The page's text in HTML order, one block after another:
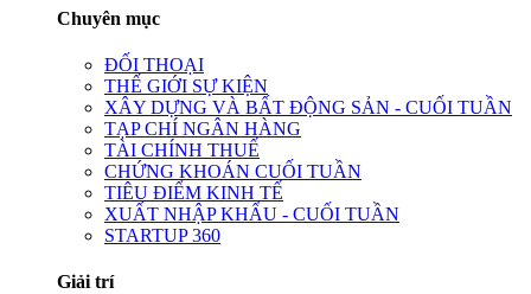
Chuyên mục
ĐỐI THOẠI
THẾ GIỚI SỰ KIỆN
XÂY DỰNG VÀ BẤT ĐỘNG SẢN - CUỐI TUẦN
TẠP CHÍ NGÂN HÀNG
TÀI CHÍNH THUẾ
CHỨNG KHOÁN CUỐI TUẦN
TIÊU ĐIỂM KINH TẾ
XUẤT NHẬP KHẨU - CUỐI TUẦN
STARTUP 360
Giải trí